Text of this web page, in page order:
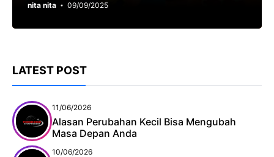
nita nita 09/09/2025
LATEST POST
11/06/2026
Alasan Perubahan Kecil Bisa Mengubah
Masa Depan Anda
10/06/2026